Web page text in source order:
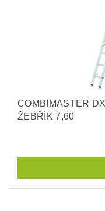
COMBIMASTER
ŽEBŘÍK 7,60